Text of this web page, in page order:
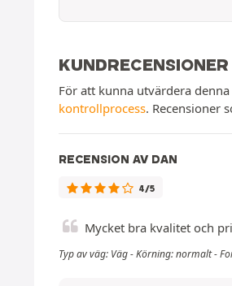
KUNDRECENSIONER
För att kunna utvärdera
kontrollprocess. Recensioner
RECENSION AV DAN
4/5
Mycket bra kvalitet och
Typ av väg: Väg - Körning: normalt -